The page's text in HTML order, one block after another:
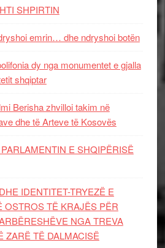
SHPIRTIN
emrin… dhe ndryshoi botën
dy nga monumentet e gjalla
shqiptar
Berisha zhvilloi takim në
dhe të Arteve të Kosovës
E SHQIPËRISË
IDENTITET-TRYEZË E
OSTROS TË KRAJËS PËR
NGA TREVA
ZARË TË DALMACISË